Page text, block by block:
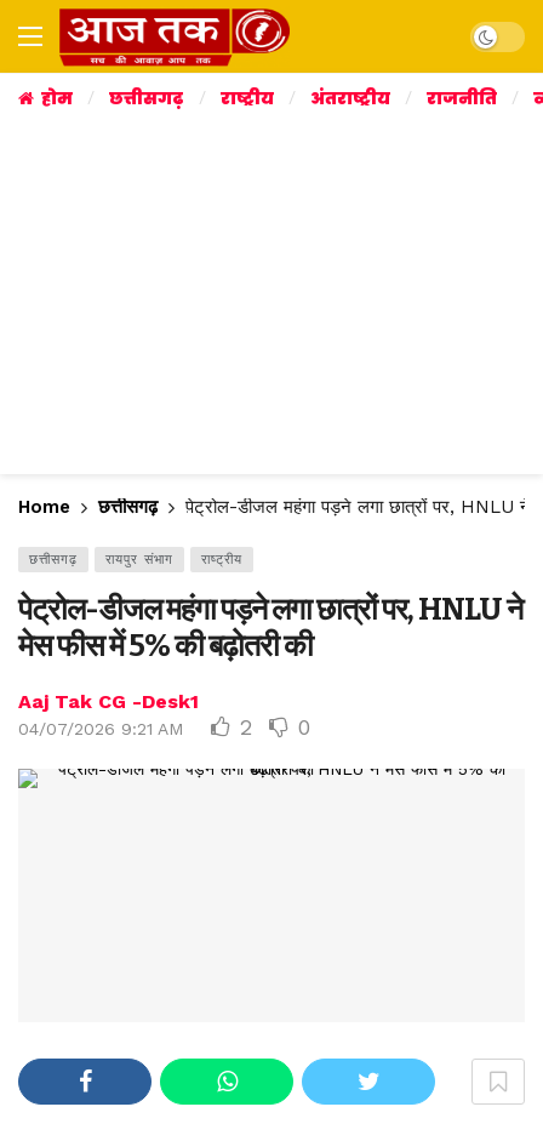
Dark
होम छत्तीसगढ़ राष्ट्रीय अंतराष्ट्रीय राजनीति
Home छत्तीसगढ़ पेट्रोल-डीजल महंगा पड़ने लगा छात्रों पर, HNLU ने
छत्तीसगढ़ रायपुर संभाग राष्ट्रीय
पेट्रोल-डीजल महंगा पड़ने लगा छात्रों पर, HNLU ने
मेस फीस में 5% की बढ़ोतरी की
Aaj Tak CG -Desk1
04/07/2026 9:21 AM 2 0